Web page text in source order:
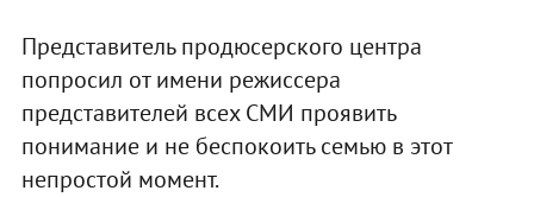
Представитель продюсерского центра
попросил от имени режиссера
представителей всех СМИ проявить
понимание и не беспокоить семью в этот
непростой момент.